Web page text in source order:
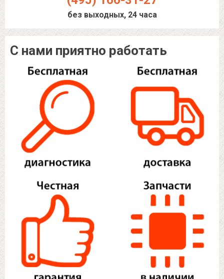
без выходных, 24 часа
С нами приятно работать